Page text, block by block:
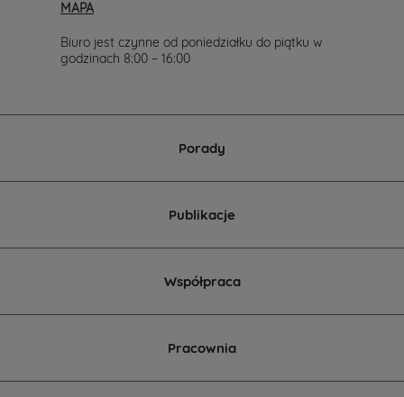
MAPA
Biuro jest czynne od poniedziałku do piątku w
godzinach 8:00 – 16:00
Porady
Publikacje
Współpraca
Pracownia